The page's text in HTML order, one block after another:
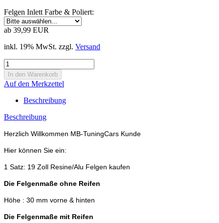
Felgen Inlett Farbe & Poliert:
ab 39,99 EUR
inkl. 19% MwSt. zzgl. Versand
Auf den Merkzettel
Beschreibung
Beschreibung
Herzlich Willkommen MB-TuningCars Kunde
Hier können Sie ein:
1 Satz: 19 Zoll Resine/Alu Felgen kaufen
Die Felgenmaße ohne Reifen
Höhe : 30 mm vorne & hinten
Die Felgenmaße mit Reifen